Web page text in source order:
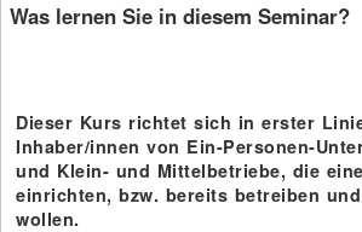
Was lernen Sie in diesem Seminar?
Dieser Kurs richtet sich in erster
Inhaber/innen von Ein-Personen-
und Klein- und Mittelbetriebe, die
einrichten, bzw. bereits betreiben
wollen.